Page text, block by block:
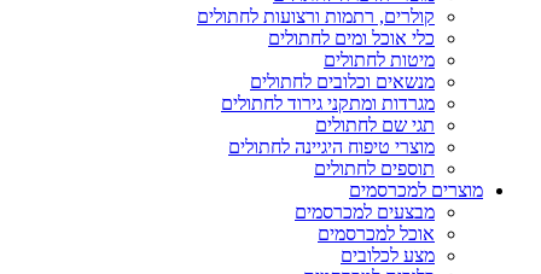
קולרים, רתמות ורצועות לחתולים
כלי אוכל ומים לחתולים
מיטות לחתולים
מנשאים וכלובים לחתולים
מגרדות ומתקני גירוד לחתולים
תגי שם לחתולים
מוצרי טיפוח היגיינה לחתולים
תוספים לחתולים
מוצרים למכרסמים
מבצעים למכרסמים
אוכל למכרסמים
מצע לכלובים